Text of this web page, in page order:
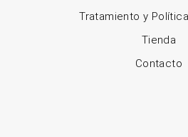
Tratamiento y
Tienda
Contacto